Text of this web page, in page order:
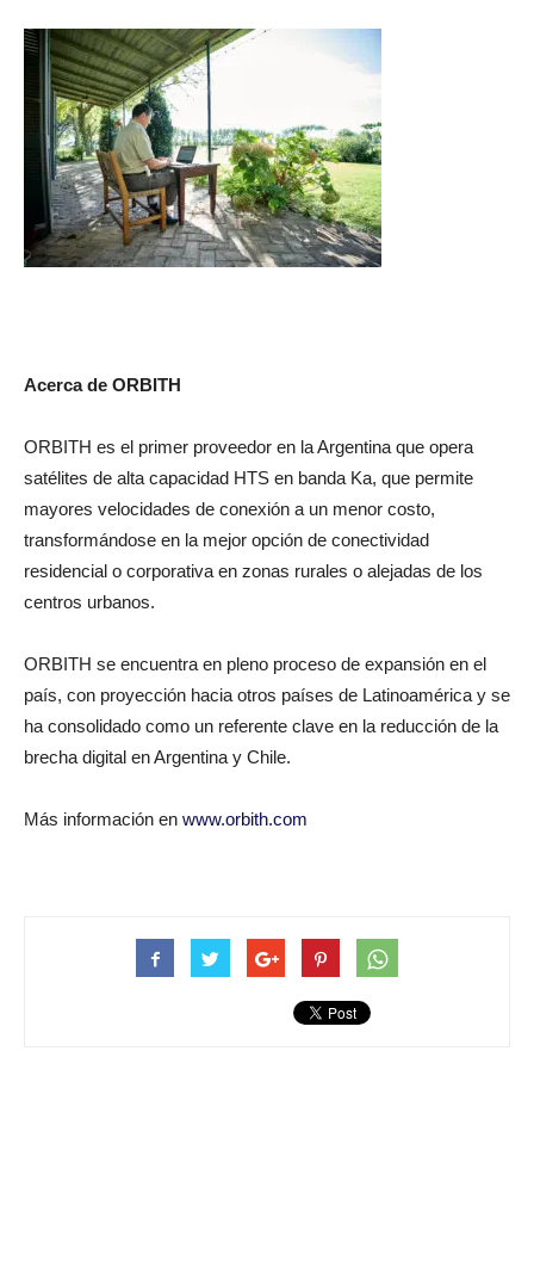
Acerca de ORBITH
ORBITH es el primer proveedor en la Argentina que opera
satélites de alta capacidad HTS en banda Ka, que permite
mayores velocidades de conexión a un menor costo,
transformándose en la mejor opción de conectividad
residencial o corporativa en zonas rurales o alejadas de los
centros urbanos.
ORBITH se encuentra en pleno proceso de expansión en el
país, con proyección hacia otros países de Latinoamérica y se
ha consolidado como un referente clave en la reducción de la
brecha digital en Argentina y Chile.
Más información en www.orbith.com